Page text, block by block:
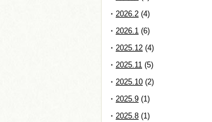
2026.2 (4)
2026.1 (6)
2025.12 (4)
2025.11 (5)
2025.10 (2)
2025.9 (1)
2025.8 (1)